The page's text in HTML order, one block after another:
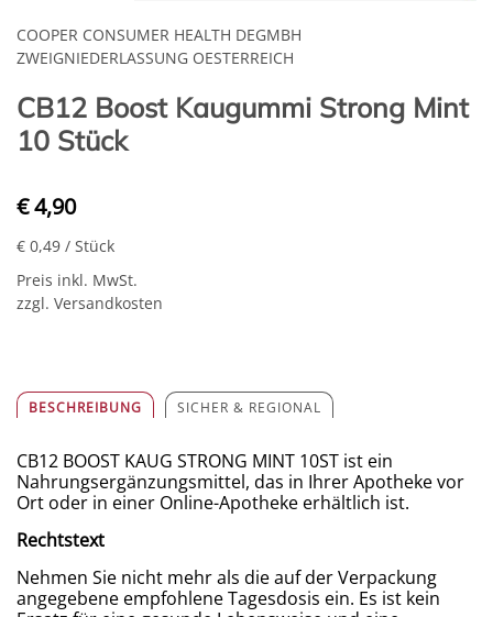
COOPER CONSUMER HEALTH DEGMBH
ZWEIGNIEDERLASSUNG OESTERREICH
CB12 Boost Kaugummi Strong Mint
10 Stück
€ 4,90
€ 0,49 / Stück
Preis inkl. MwSt.
zzgl. Versandkosten
BESCHREIBUNG SICHER & REGIONAL
CB12 BOOST KAUG STRONG MINT 10ST ist ein
Nahrungsergänzungsmittel, das in Ihrer Apotheke vor
Ort oder in einer Online-Apotheke erhältlich ist.
Rechtstext
Nehmen Sie nicht mehr als die auf der Verpackung
angegebene empfohlene Tagesdosis ein. Es ist kein